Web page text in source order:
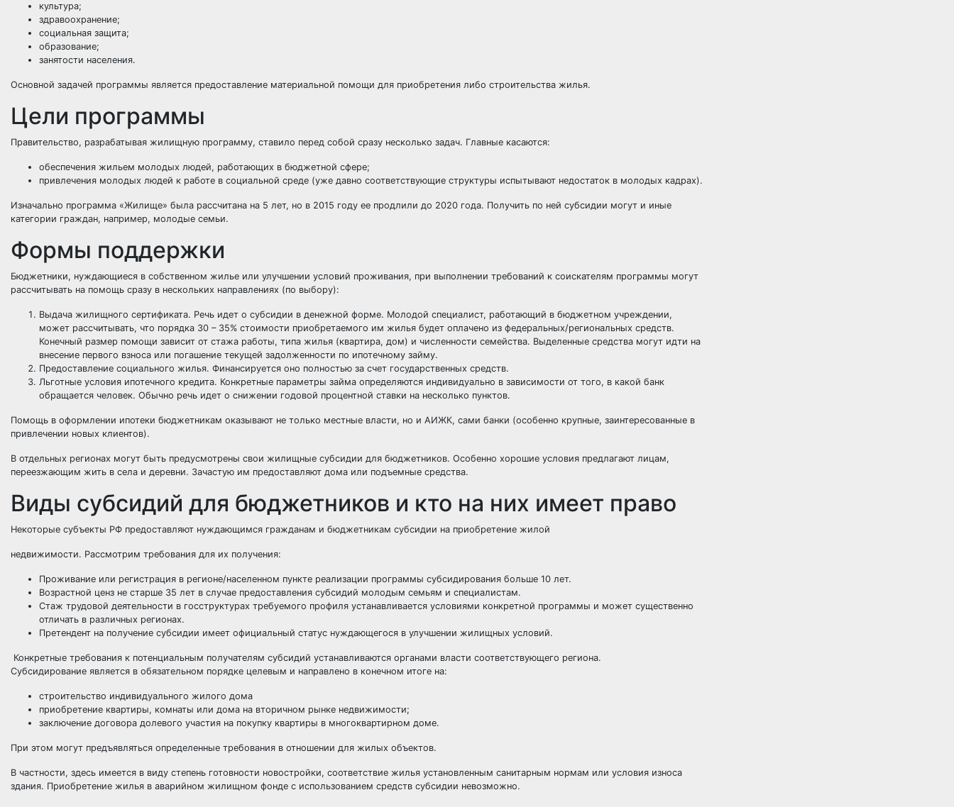
культура;
здравоохранение;
социальная защита;
образование;
занятости населения.
Основной задачей программы является предоставление материальной помощи для приобретения либо строительства жилья.
Цели программы
Правительство, разрабатывая жилищную программу, ставило перед собой сразу несколько задач. Главные касаются:
обеспечения жильем молодых людей, работающих в бюджетной сфере;
привлечения молодых людей к работе в социальной среде (уже давно соответствующие структуры испытывают недостаток в молодых кадрах).
Изначально программа «Жилище» была рассчитана на 5 лет, но в 2015 году ее продлили до 2020 года. Получить по ней субсидии могут и иные
категории граждан, например, молодые семьи.
Формы поддержки
Бюджетники, нуждающиеся в собственном жилье или улучшении условий проживания, при выполнении требований к соискателям программы могут
рассчитывать на помощь сразу в нескольких направлениях (по выбору):
Выдача жилищного сертификата. Речь идет о субсидии в денежной форме. Молодой специалист, работающий в бюджетном учреждении,
может рассчитывать, что порядка 30 – 35% стоимости приобретаемого им жилья будет оплачено из федеральных/региональных средств.
Конечный размер помощи зависит от стажа работы, типа жилья (квартира, дом) и численности семейства. Выделенные средства могут идти на
внесение первого взноса или погашение текущей задолженности по ипотечному займу.
Предоставление социального жилья. Финансируется оно полностью за счет государственных средств.
Льготные условия ипотечного кредита. Конкретные параметры займа определяются индивидуально в зависимости от того, в какой банк
обращается человек. Обычно речь идет о снижении годовой процентной ставки на несколько пунктов.
Помощь в оформлении ипотеки бюджетникам оказывают не только местные власти, но и АИЖК, сами банки (особенно крупные, заинтересованные в
привлечении новых клиентов).
В отдельных регионах могут быть предусмотрены свои жилищные субсидии для бюджетников. Особенно хорошие условия предлагают лицам,
переезжающим жить в села и деревни. Зачастую им предоставляют дома или подъемные средства.
Виды субсидий для бюджетников и кто на них имеет право
Некоторые субъекты РФ предоставляют нуждающимся гражданам и бюджетникам субсидии на приобретение жилой
недвижимости. Рассмотрим требования для их получения:
Проживание или регистрация в регионе/населенном пункте реализации программы субсидирования больше 10 лет.
Возрастной ценз не старше 35 лет в случае предоставления субсидий молодым семьям и специалистам.
Стаж трудовой деятельности в госструктурах требуемого профиля устанавливается условиями конкретной программы и может существенно
отличать в различных регионах.
Претендент на получение субсидии имеет официальный статус нуждающегося в улучшении жилищных условий.
Конкретные требования к потенциальным получателям субсидий устанавливаются органами власти соответствующего региона.
Субсидирование является в обязательном порядке целевым и направлено в конечном итоге на:
строительство индивидуального жилого дома
приобретение квартиры, комнаты или дома на вторичном рынке недвижимости;
заключение договора долевого участия на покупку квартиры в многоквартирном доме.
При этом могут предъявляться определенные требования в отношении для жилых объектов.
В частности, здесь имеется в виду степень готовности новостройки, соответствие жилья установленным санитарным нормам или условия износа
здания. Приобретение жилья в аварийном жилищном фонде с использованием средств субсидии невозможно.